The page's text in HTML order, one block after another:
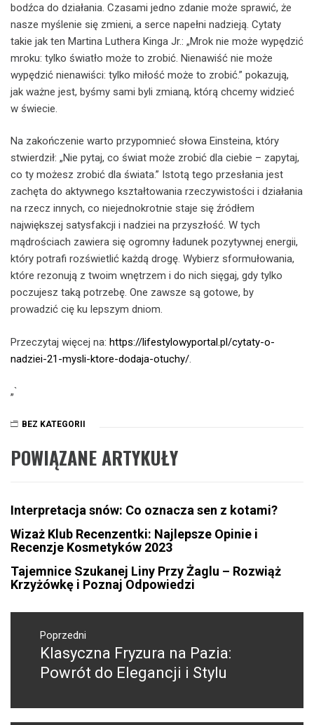
bodźca do działania. Czasami jedno zdanie może sprawić, że
nasze myślenie się zmieni, a serce napełni nadzieją. Cytaty
takie jak ten Martina Luthera Kinga Jr.: „Mrok nie może wypędzić
mroku: tylko światło może to zrobić. Nienawiść nie może
wypędzić nienawiści: tylko miłość może to zrobić.” pokazują,
jak ważne jest, byśmy sami byli zmianą, którą chcemy widzieć
w świecie.
Na zakończenie warto przypomnieć słowa Einsteina, który
stwierdził: „Nie pytaj, co świat może zrobić dla ciebie – zapytaj,
co ty możesz zrobić dla świata.” Istotą tego przesłania jest
zachęta do aktywnego kształtowania rzeczywistości i działania
na rzecz innych, co niejednokrotnie staje się źródłem
największej satysfakcji i nadziei na przyszłość. W tych
mądrościach zawiera się ogromny ładunek pozytywnej energii,
który potrafi rozświetlić każdą drogę. Wybierz sformułowania,
które rezonują z twoim wnętrzem i do nich sięgaj, gdy tylko
poczujesz taką potrzebę. One zawsze są gotowe, by
prowadzić cię ku lepszym dniom.
Przeczytaj więcej na: https://lifestylowyportal.pl/cytaty-o-
nadziei-21-mysli-ktore-dodaja-otuchy/
„`
BEZ KATEGORII
POWIĄZANE ARTYKUŁY
Interpretacja snów: Co oznacza sen z kotami?
Wizaż Klub Recenzentki: Najlepsze Opinie i
Recenzje Kosmetyków 2023
Tajemnice Szukanej Liny Przy Żaglu – Rozwiąż
Krzyżówkę i Poznaj Odpowiedzi
Nawigacja
wpisuPoprzedni
Poprzedni
wpis:
Klasyczna Fryzura na Pazia:
Powrót do Elegancji i Stylu